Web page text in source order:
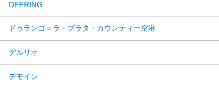
DEERING
ドゥランゴ＝ラ・プラタ・カウンティー空港
デルリオ
デモイン